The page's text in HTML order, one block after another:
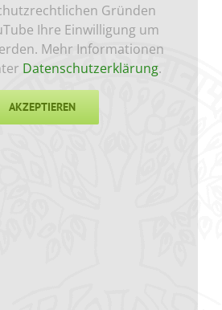
Gründen
Ihre Einwilligung um
Mehr Informationen
Datenschutzerklärung.
AKZEPTIEREN